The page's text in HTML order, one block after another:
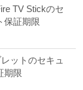
TV Stickのセ
保証期限
ットのセキュ
期限